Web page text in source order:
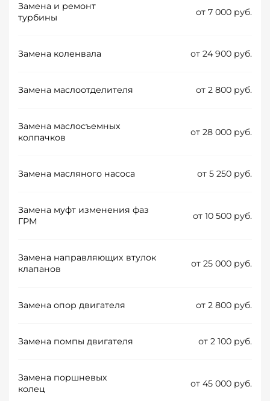
Замена и ремонт
турбины
от 7 000 руб.
Замена коленвала от 24 900 руб.
Замена маслоотделителя от 2 800 руб.
Замена маслосъемных
колпачков
от 28 000 руб.
Замена масляного насоса от 5 250 руб.
Замена муфт изменения фаз
ГРМ
от 10 500 руб.
Замена направляющих втулок
клапанов
от 25 000 руб.
Замена опор двигателя от 2 800 руб.
Замена помпы двигателя от 2 100 руб.
Замена поршневых
колец
от 45 000 руб.